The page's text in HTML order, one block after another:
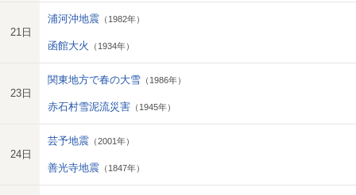
21日
浦河沖地震 （1982年）
函館大火 （1934年）
23日
関東地方で春の大雪 （1986年）
赤石村雪泥流災害 （1945年）
24日
芸予地震 （2001年）
善光寺地震 （1847年）